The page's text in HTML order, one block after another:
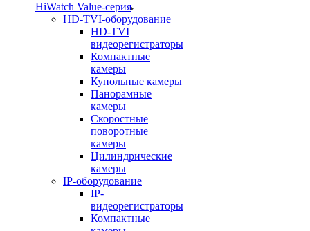
HiWatch Value-серия
HD-TVI-оборудование
HD-TVI
видеорегистраторы
Компактные
камеры
Купольные камеры
Панорамные
камеры
Скоростные
поворотные
камеры
Цилиндрические
камеры
IP-оборудование
IP-
видеорегистраторы
Компактные